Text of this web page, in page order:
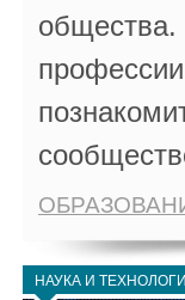
общества.
НАУКА И